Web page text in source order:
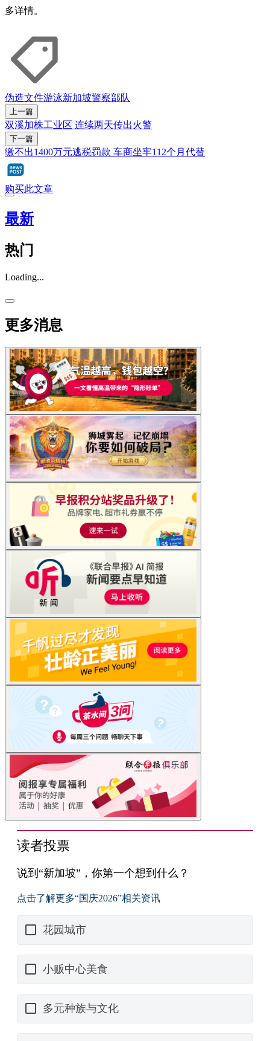
多详情。
伪造文件游泳新加坡警察部队
上一篇
双溪加株工业区 连续两天传出火警
下一篇
缴不出1400万元逃税罚款 车商坐牢112个月代替
购买此文章
最新
热门
Loading...
更多消息